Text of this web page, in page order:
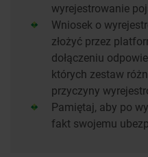
wyrejestrowanie
Wniosek o
złożyć przez
dołączeniu
których zestaw
przyczyny
Pamiętaj, aby po
fakt swojemu